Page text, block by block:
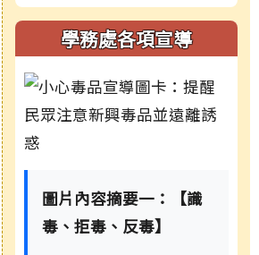
學務處各項宣導
圖片內容摘要一：【識
毒、拒毒、反毒】